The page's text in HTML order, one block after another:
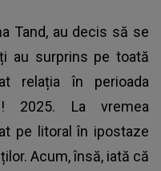
Tand, au decis să se
au surprins pe toată
relația în perioada
2025. La vremea
pe litoral în ipostaze
Acum, însă, iată că